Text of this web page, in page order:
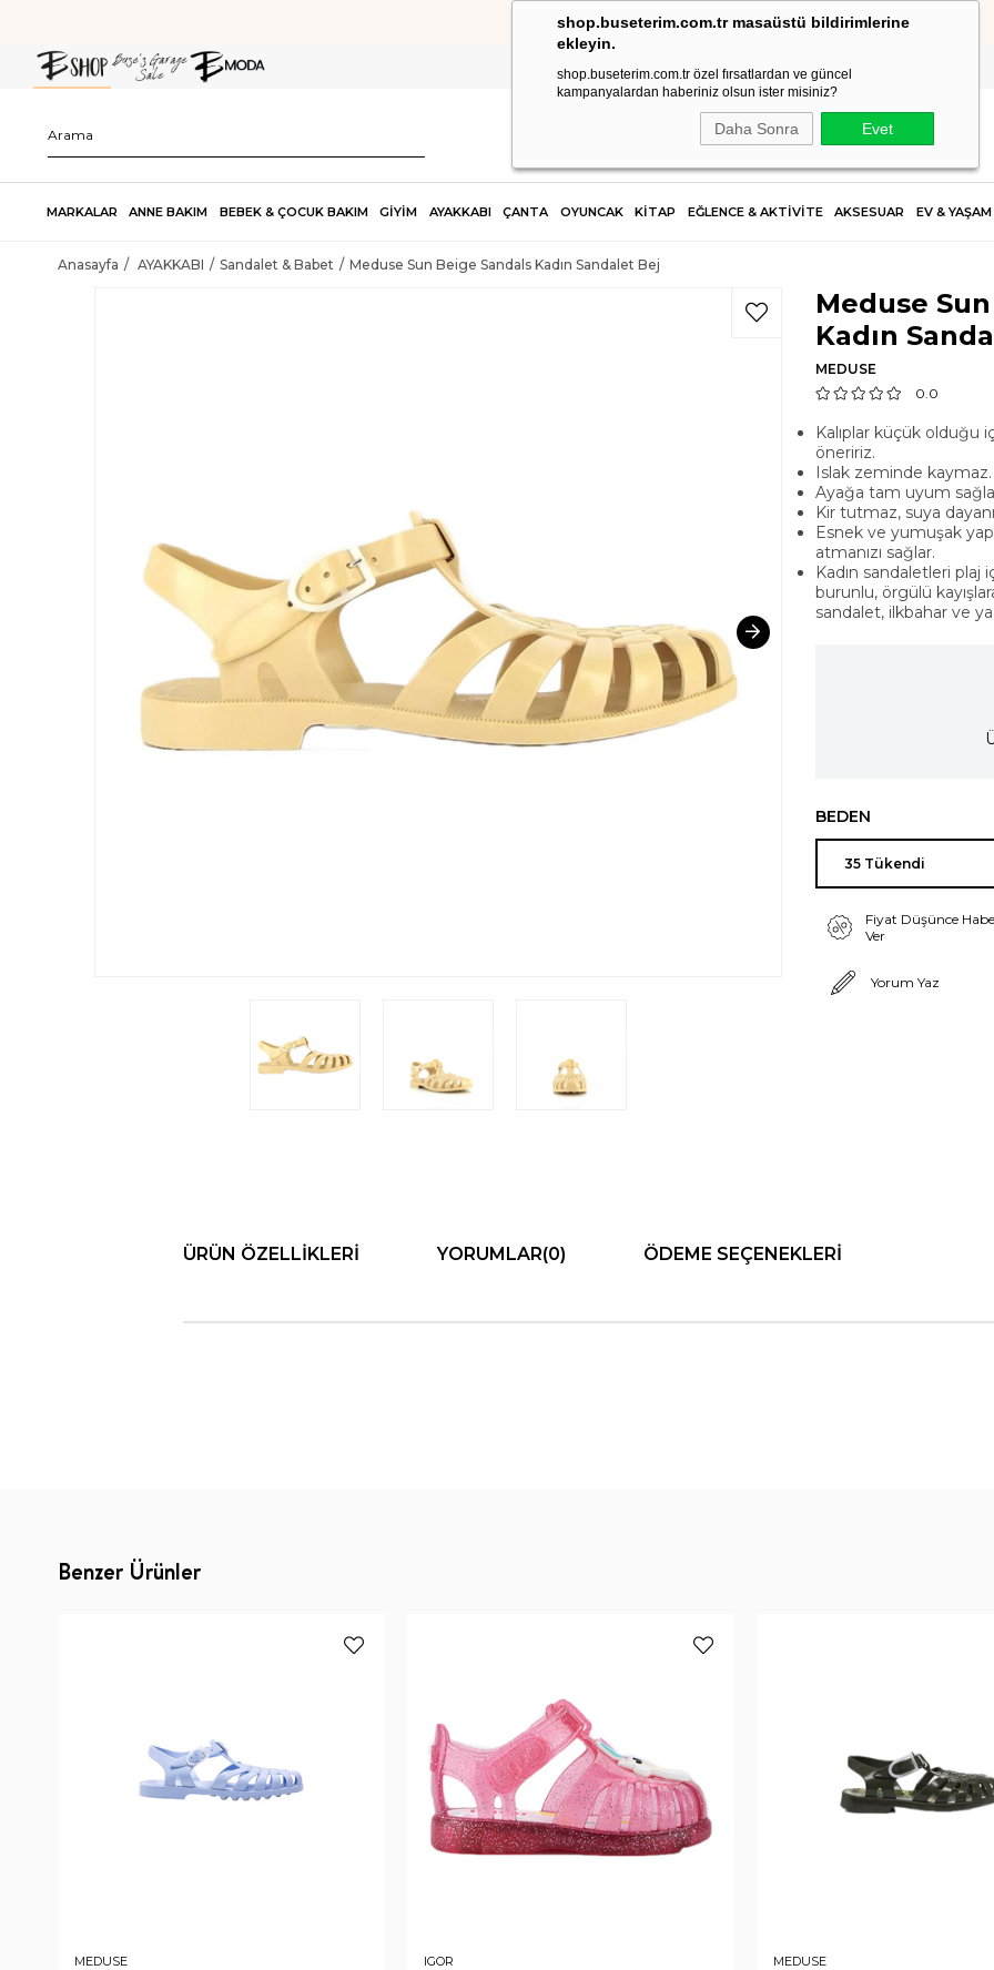
shop.buseterim.com.tr masaüstü bildirimlerine
ekleyin.
shop.buseterim.com.tr özel fırsatlardan ve güncel
kampanyalardan haberiniz olsun ister misiniz?
Daha Sonra Evet
HIZLI KARGO
MARKALAR ANNE BAKIM BEBEK & ÇOCUK BAKIM GİYİM AYAKKABI ÇANTA OYUNCAK KİTAP EĞLENCE & AKTİVİTE AKSESUAR EV & YAŞAM
Anasayfa AYAKKABI Sandalet & Babet Meduse Sun Beige Sandals Kadın Sandalet Bej
Meduse
Kadın
MEDUSE
0.0
Kalıplar küçük olduğu
öneririz.
Islak zeminde kaymaz.
Ayağa tam uyum
Kir tutmaz, suya
Esnek ve yumuşak
atmanızı sağlar.
Kadın sandaletleri
burunlu, örgülü
sandalet, ilkbahar ve
BEDEN
Fiyat Düşünce
Ver
Yorum Yaz
ÜRÜN ÖZELLIKLERI YORUMLAR(0) ÖDEME SEÇENEKLERI
Benzer Ürünler
MEDUSE IGOR MEDUSE